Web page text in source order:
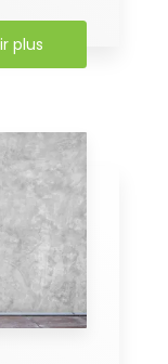
plus